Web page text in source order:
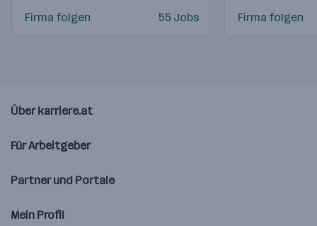
Firma folgen 55 Jobs Firma folgen
Über karriere.at
Für Arbeitgeber
Partner und Portale
Mein Profil